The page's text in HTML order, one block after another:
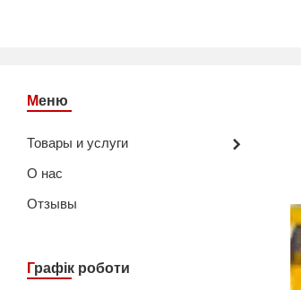
Товары и услуги
О нас
Отзывы
Графік роботи